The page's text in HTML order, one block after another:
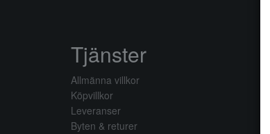
Tjänster
Allmänna villkor
Köpvillkor
Leveranser
Byten & returer